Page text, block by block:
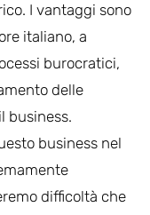
I vantaggi sono
italiano, a
burocratici,
delle
business.
business nel
difficoltà che